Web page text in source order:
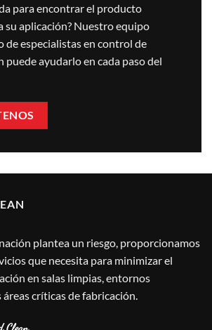
para encontrar el producto
su aplicación? Nuestro equipo
de especialistas en control de
puede ayudarlo en cada paso del
plantea un riesgo, proporcionamos
que necesita para minimizar el
en salas limpias, entornos
críticas de fabricación.
Clean